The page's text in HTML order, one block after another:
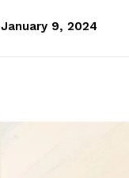
January 9, 2024